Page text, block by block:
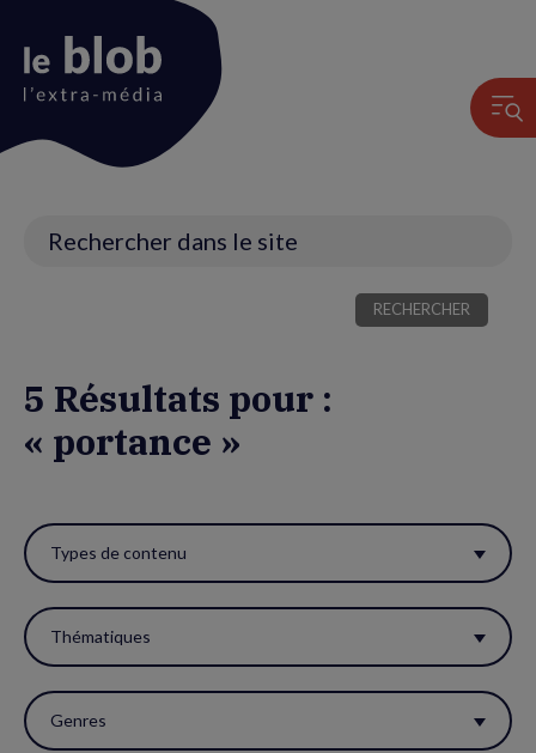
5 Résultats pour :
« portance »
ces
filtres
pour
réactualiser
la
page.
Types de contenu
Thématiques
Genres